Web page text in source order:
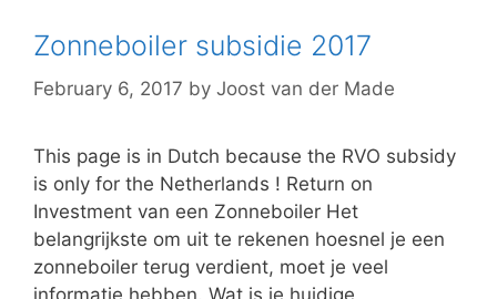
Zonneboiler subsidie 2017
February 6, 2017 by Joost van der Made
This page is in Dutch because the RVO subsidy
is only for the Netherlands ! Return on
Investment van een Zonneboiler Het
belangrijkste om uit te rekenen hoesnel je een
zonneboiler terug verdient, moet je veel
informatie hebben. Wat is je huidige